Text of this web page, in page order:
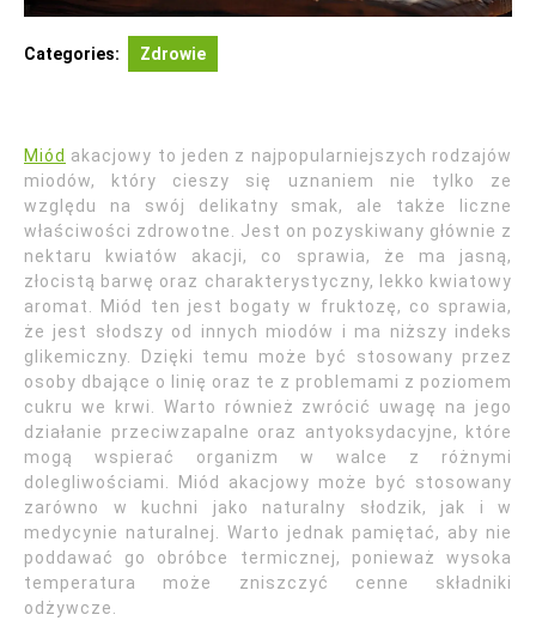
Categories: Zdrowie
Miód akacjowy to jeden z najpopularniejszych rodzajów
miodów, który cieszy się uznaniem nie tylko ze
względu na swój delikatny smak, ale także liczne
właściwości zdrowotne. Jest on pozyskiwany głównie z
nektaru kwiatów akacji, co sprawia, że ma jasną,
złocistą barwę oraz charakterystyczny, lekko kwiatowy
aromat. Miód ten jest bogaty w fruktozę, co sprawia,
że jest słodszy od innych miodów i ma niższy indeks
glikemiczny. Dzięki temu może być stosowany przez
osoby dbające o linię oraz te z problemami z poziomem
cukru we krwi. Warto również zwrócić uwagę na jego
działanie przeciwzapalne oraz antyoksydacyjne, które
mogą wspierać organizm w walce z różnymi
dolegliwościami. Miód akacjowy może być stosowany
zarówno w kuchni jako naturalny słodzik, jak i w
medycynie naturalnej. Warto jednak pamiętać, aby nie
poddawać go obróbce termicznej, ponieważ wysoka
temperatura może zniszczyć cenne składniki
odżywcze.